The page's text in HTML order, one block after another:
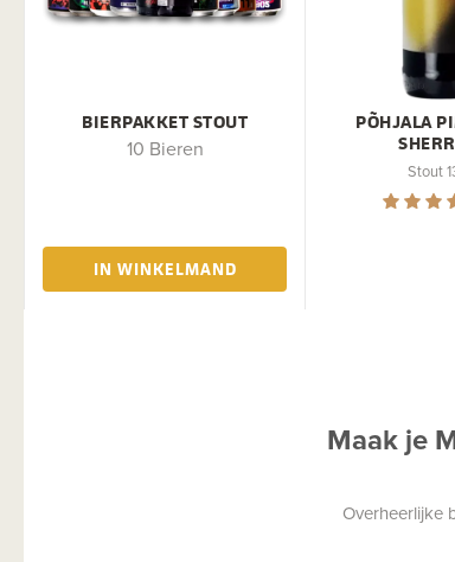
BIERPAKKET STOUT
10 Bieren
IN WINKELMAND
PÕHJALA
Stout
Maak je
Overheerlijke